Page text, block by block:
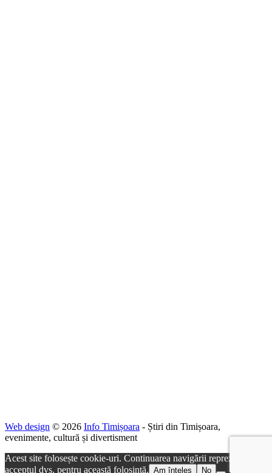
Web design © 2026 Info Timișoara - Știri din Timișoara,
evenimente, cultură și divertisment
Acest site folosește cookie-uri. Continuarea navigării reprezintă
acceptul dvs. pentru această folosință. Am înțeles No